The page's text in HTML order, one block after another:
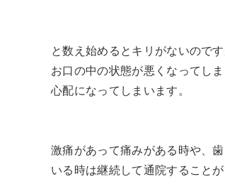
と数え始めるとキリがないので
お口の中の状態が悪くなってし
心配になってしまいます。
激痛があって痛みがある時や、
いる時は継続して通院すること